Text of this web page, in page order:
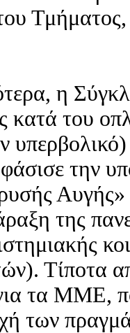
η
του
την
Αυγής»
της
Τίποτα
τα ΜΜΕ,
των